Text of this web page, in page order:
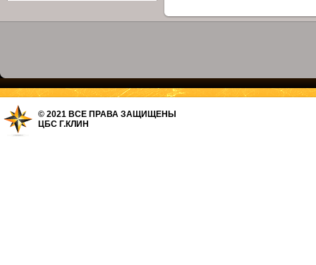
© 2021 ВСЕ ПРАВА ЗАЩИЩЕНЫ
ЦБС Г.КЛИН